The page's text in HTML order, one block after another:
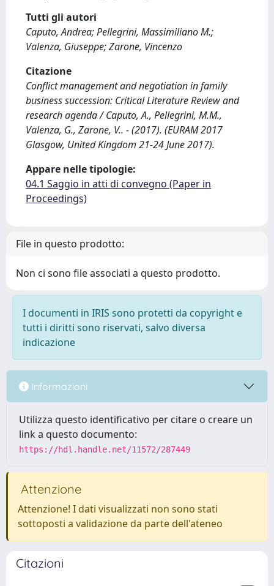
Tutti gli autori
Caputo, Andrea; Pellegrini, Massimiliano M.;
Valenza, Giuseppe; Zarone, Vincenzo
Citazione
Conflict management and negotiation in family
business succession: Critical Literature Review and
research agenda / Caputo, A., Pellegrini, M.M.,
Valenza, G., Zarone, V.. - (2017). (EURAM 2017
Glasgow, United Kingdom 21-24 June 2017).
Appare nelle tipologie:
04.1 Saggio in atti di convegno (Paper in
Proceedings)
File in questo prodotto:
Non ci sono file associati a questo prodotto.
I documenti in IRIS sono protetti da copyright e
tutti i diritti sono riservati, salvo diversa
indicazione
Informazioni
Utilizza questo identificativo per citare o creare un
link a questo documento:
https://hdl.handle.net/11572/287449
Attenzione
Attenzione! I dati visualizzati non sono stati
sottoposti a validazione da parte dell'ateneo
Citazioni